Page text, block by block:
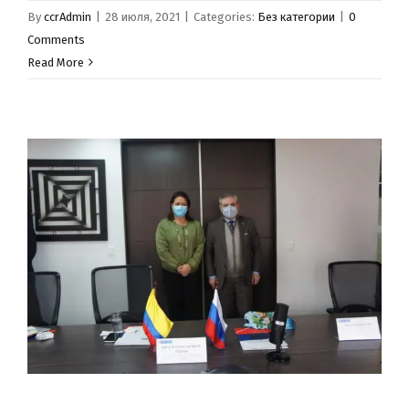
By ccrAdmin 28 июля, 2021 Categories: Без категории
0
Comments
Read More